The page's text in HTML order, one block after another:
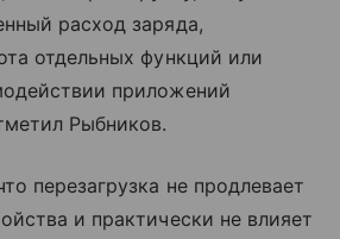
расход заряда,
отдельных функций или
приложений
Рыбников.
перезагрузка не продлевает
и практически не влияет